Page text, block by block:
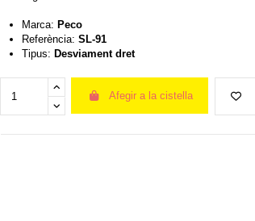
Marca: Peco
Referència: SL-91
Tipus: Desviament dret
Afegir a la cistella